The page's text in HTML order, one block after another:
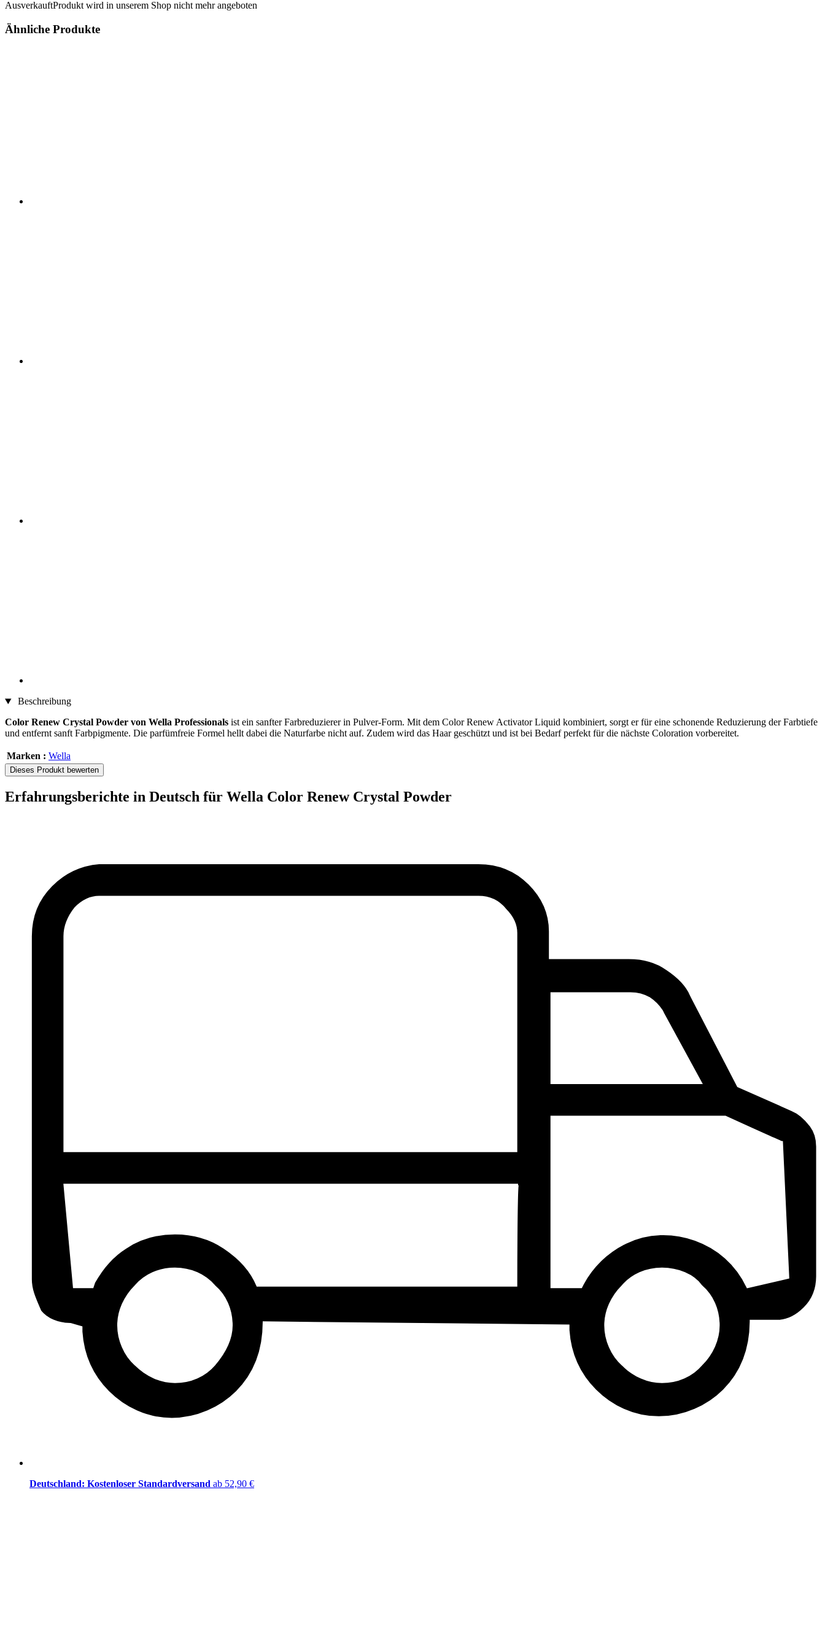
AusverkauftProdukt wird in unserem Shop nicht mehr angeboten
Ähnliche Produkte
Beschreibung
Color Renew Crystal Powder von Wella Professionals ist ein sanfter Farbreduzierer in Pulver-Form. Mit dem Color Renew Activator Liquid kombiniert, sorgt er für eine schonende Reduzierung der Farbtiefe
und entfernt sanft Farbpigmente. Die parfümfreie Formel hellt dabei die Naturfarbe nicht auf. Zudem wird das Haar geschützt und ist bei Bedarf perfekt für die nächste Coloration vorbereitet.
Marken : Wella
Dieses Produkt bewerten
Erfahrungsberichte in Deutsch für Wella Color Renew Crystal Powder
Deutschland: Kostenloser Standardversand ab 52,90 €